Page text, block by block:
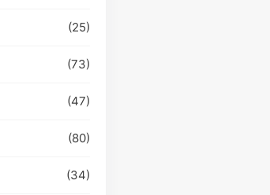
(25)
(73)
(47)
(80)
(34)